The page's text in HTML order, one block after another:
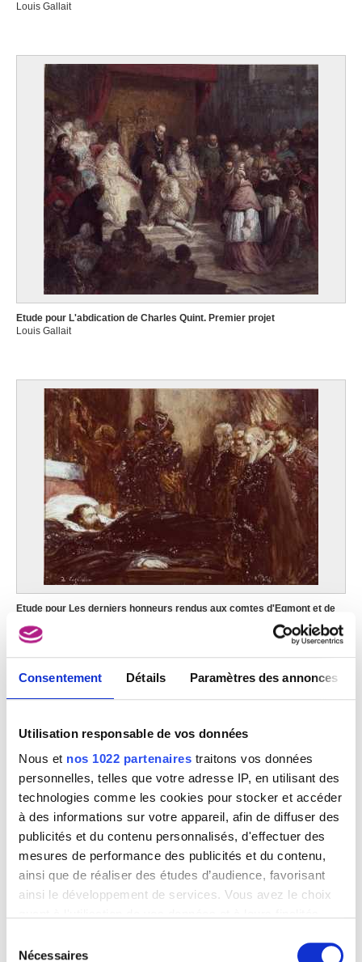
Consentement Détails Paramètres des annonces
Utilisation responsable de vos données
Nous et nos 1022 partenaires traitons vos données
personnelles, telles que votre adresse IP, en utilisant des
technologies comme les cookies pour stocker et accéder
à des informations sur votre appareil, afin de diffuser des
publicités et du contenu personnalisés, d'effectuer des
mesures de performance des publicités et du contenu,
ainsi que de réaliser des études d’audience, favorisant
ainsi le développement de services. Vous avez le choix
tout moment en consultant la Déclaration relative aux
Nécessaires
Louis Gallait
Etude pour L'abdication de Charles Quint. Premier projet
Louis Gallait
Etude pour Les derniers honneurs rendus aux comtes d'Egmont et de
Louis Gallait